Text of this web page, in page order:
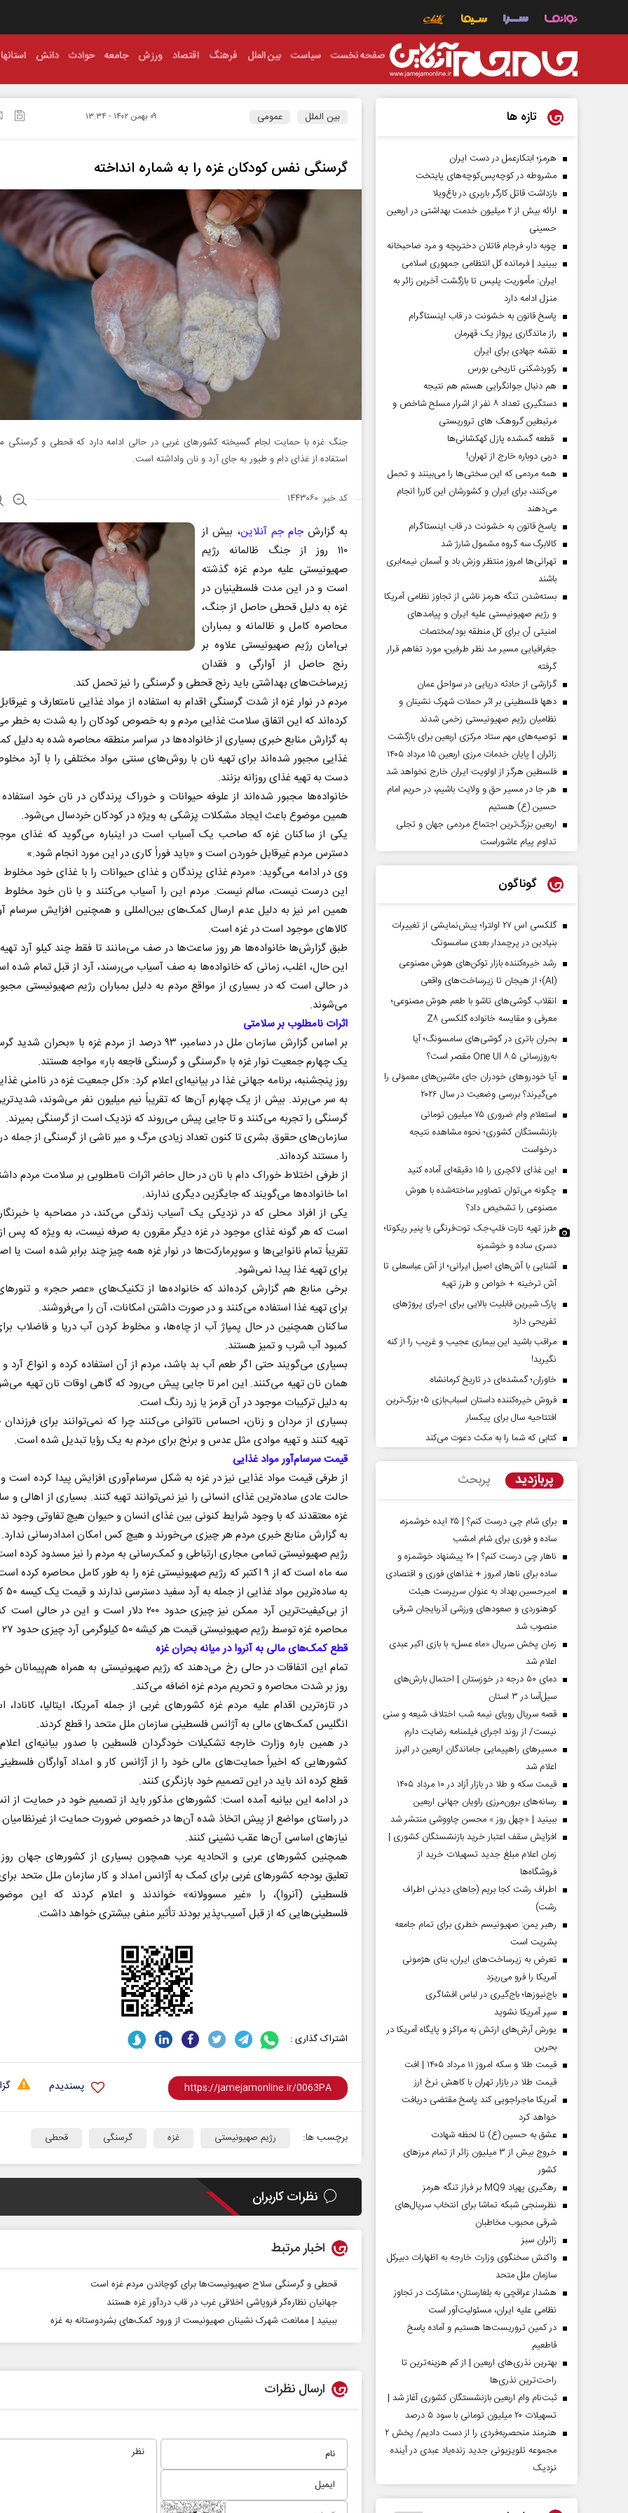
صفحه نخست سیاست بین الملل فرهنگ اقتصاد ورزش جامعه حوادث دانش استانها
بین الملل عمومی ۰۹ بهمن ۱۴۰۲ - ۱۳:۳۴
گرسنگی نفس کودکان غزه را به شماره انداخته
جنگ غزه با حمایت لجام گسیخته کشور‌های غربی در حالی ادامه دارد که قحطی و گرسنگی
استفاده از غذای دام و طیور به جای آرد و نان واداشته است.
کد خبر: ۱۴۴۳۰۶۰
به گزارشجام جم آنلاین، بیش از
۱۱۰ روز از جنگ ظالمانه رژیم
صهیونیستی علیه مردم غزه گذشته
است و در این مدت فلسطینیان در
غزه به دلیل قحطی حاصل از جنگ،
محاصره کامل و ظالمانه و بمباران
بی‌امان رژیم صهیونیستی علاوه بر
رنج حاصل از آوارگی و فقدان
زیرساخت‌های بهداشتی باید رنج قحطی و گرسنگی را نیز تحمل کند.
مردم در نوار غزه از شدت گرسنگی اقدام به استفاده از مواد غذایی نامتعارف و
کرده‌اند که این اتفاق سلامت غذایی مردم و به خصوص کودکان را به شدت به خطر
به گزارش منابع خبری بسیاری از خانواده‌ها در سراسر منطقه محاصره شده به دلیل
غذایی مجبور شده‌اند برای تهیه نان با روش‌های سنتی مواد مختلفی را با آرد
دست به تهیه غذای روزانه بزنند.
خانواده‌ها مجبور شده‌اند از علوفه حیوانات و خوراک پرندگان در نان خود
همین موضوع باعث ایجاد مشکلات پزشکی به ویژه در کودکان خردسال می‌شود.
یکی از ساکنان غزه که صاحب یک آسیاب است در اینباره می‌گوید که غذای
دسترس مردم غیرقابل خوردن است و «باید فوراً کاری در این مورد انجام شود.»
وی در ادامه می‌گوید: «مردم غذای پرندگان و غذای حیوانات را با غذای خود
این درست نیست، سالم نیست. مردم این را آسیاب می‌کنند و با نان خود مخلوط
همین امر نیز به دلیل عدم ارسال کمک‌های بین‌المللی و همچنین افزایش سرسام
کالا‌های موجود است در غزه است.
طبق گزارش‌ها خانواده‌ها هر روز ساعت‌ها در صف می‌مانند تا فقط چند کیلو آرد تهیه
این حال، اغلب، زمانی که خانواده‌ها به صف آسیاب می‌رسند، آرد از قبل تمام شده
در حالی است که در بسیاری از مواقع مردم به دلیل بمباران رژیم صهیونیستی
می‌شوند.
اثرات نامطلوب بر سلامتی
بر اساس گزارش سازمان ملل در دسامبر، ۹۳ درصد از مردم غزه با
یک چهارم جمعیت نوار غزه با «گرسنگی و گرسنگی فاجعه بار» مواجه هستند.
روز پنجشنبه، برنامه جهانی غذا در بیانیه‌ای اعلام کرد: «کل جمعیت غزه در ناامنی
به سر می‌برند. بیش از یک چهارم آن‌ها که تقریباً نیم میلیون نفر می‌شوند،
گرسنگی را تجربه می‌کنند و تا جایی پیش می‌روند که نزدیک است از گرسنگی بمیرند.
سازمان‌های حقوق بشری تا کنون تعداد زیادی مرگ و میر ناشی از گرسنگی از جمله در
را مستند کرده‌اند.
از طرفی اختلاط خوراک دام با نان در حال حاضر اثرات نامطلوبی بر سلامت مردم
اما خانواده‌ها می‌گویند که جایگزین دیگری ندارند.
یکی از افراد محلی که در نزدیکی یک آسیاب زندگی می‌کند، در مصاحبه با
است که هر گونه غذای موجود در غزه دیگر مقرون به صرفه نیست، به ویژه که پس از
تقریباً تمام نانوایی‌ها و سوپرمارکت‌ها در نوار غزه همه چیز چند برابر شده است یا
برای تهیه غذا پیدا نمی‌شود.
برخی منابع هم گزارش کرده‌اند که خانواده‌ها از تکنیک‌های «عصر حجر» و
برای تهیه غذا استفاده می‌کنند و در صورت داشتن امکانات، آن را می‌فروشند.
ساکنان همچنین در حال پمپاژ آب از چاه‌ها، و مخلوط کردن آب دریا و فاضلاب
کمبود آب شرب و تمیز هستند.
بسیاری می‌گویند حتی اگر طعم آب بد باشد، مردم از آن استفاده کرده و انواع آرد و
همان نان تهیه می‌کنند. این امر تا جایی پیش می‌رود که گاهی اوقات نان تهیه
به دلیل ترکیبات موجود در آن قرمز یا زرد رنگ است.
بسیاری از مردان و زنان، احساس ناتوانی می‌کنند چرا که نمی‌توانند برای
تهیه کنند و تهیه موادی مثل عدس و برنج برای مردم به یک رؤیا تبدیل شده است.
قیمت سرسام‌آور مواد غذایی
از طرفی قیمت مواد غذایی نیز در غزه به شکل سرسام‌آوری افزایش پیدا کرده است
حالت عادی ساده‌ترین غذای انسانی را نیز نمی‌توانند تهیه کنند. بسیاری از اهالی و
غزه معتقدند که با وجود شرایط کنونی بین غذای انسان و حیوان هیچ تفاوتی وجود
به گزارش منابع خبری مردم هر چیزی می‌خورند و هیچ کس امکان امدادرسانی
رژیم صهیونیستی تمامی مجاری ارتباطی و کمک‌رسانی به مردم را نیز مسدود کرده
سه ماه است که از ۹ اکتبر که رژیم صهیونیستی غزه را به طور کامل محاصره کرده
به
از بی‌کیفیت‌ترین آرد ممکن نیز چیزی حدود ۲۰۰ دلار است و این در
محاصره غزه توسط رژیم صهیونیستی قیمت هر کیشه ۵۰ کیلوگرمی آرد چیزی حدود ۲۷ دلار بود.
قطع کمک‌های مالی به آنروا در میانه بحران غزه
تمام این اتفاقات در حالی رخ می‌دهند که رژیم صهیونیستی به همراه هم‌پیمانان
روز بر شدت محاصره و تحریم مردم غزه اضافه می‌کند.
در تازه‌ترین اقدام علیه مردم غزه کشور‌های غربی از جمله آمریکا، ایتالیا، کانادا،
انگلیس کمک‌های مالی به آژانس فلسطینی سازمان ملل متحد را قطع کردند.
در همین باره وزارت خارجه تشکیلات خودگردان فلسطین با صدور بیانیه‌ای
کشور‌هایی که اخیراً حمایت‌های مالی خود را از آژانس کار و امداد آوارگان
قطع کرده اند باید در این تصمیم خود بازنگری کنند.
در ادامه این بیانیه آمده است: کشور‌های مذکور باید از تصمیم خود در حمایت از
در راستای مواضع از پیش اتخاذ شده آن‌ها در خصوص ضرورت حمایت از
نیاز‌های اساسی آن‌ها عقب نشینی کنند.
همچنین کشور‌های عربی و اتحادیه عرب همچون بسیاری از کشور‌های جهان
تعلیق بودجه کشور‌های غربی برای کمک به آژانس امداد و کار سازمان ملل متحد برای
فلسطینی (آنروا)، را «غیر مسوولانه» خواندند و اعلام کردند که این
فلسطینی‌هایی که از قبل آسیب‌پذیر بودند تأثیر منفی بیشتری خواهد داشت.
اشتراک گذاری :
پسندیدم
برچسب ها: رژیم صهیونیستی غزه گرسنگی قحطی
نظرات کاربران
اخبار مرتبط
قحطی و گرسنگی سلاح صهیونیست‌ها برای کوچاندن مردم غزه است
جهانیان نظاره‌گر فروپاشی اخلاقی غرب در قاب دردآور غزه هستند
ببینید | ممانعت شهرک‌ نشینان صهیونیست از ورود کمک‌های بشردوستانه به غزه
ارسال نظرات
تازه ها
هرمز؛ ابتکارعمل در دست ایران
مشروطه در کوچه‌پس‌کوچه‌های پایتخت
بازداشت قاتل کارگر باربری در باغ‌ویلا
ارائه بیش از ۲ میلیون خدمت بهداشتی در اربعین
حسینی
چوبه دار، فرجام قاتلان دختربچه و مرد صاحبخانه
ببینید | فرمانده کل انتظامی جمهوری اسلامی
ایران­: مأموریت پلیس تا بازگشت آخرین زائر به
منزل ادامه دارد
پاسخ قانون به خشونت در قاب اینستاگرام
راز ماندگاری پرواز یک قهرمان
نقشه جهادی برای ایران
رکوردشکنی تاریخی بورس
هم دنبال جوانگرایی هستم هم نتیجه
دستگیری تعداد ۸ نفر از اشرار مسلح شاخص و
مرتبطین گروهک های تروریستی
قطعه گمشده پازل کهکشانی‌ها
دربی دوباره خارج از تهران!
همه مردمی که این سختی‌ها را می‌بینند و تحمل
می‌کنند، برای ایران و کشورشان این کاررا انجام
می‌دهند
پاسخ قانون به خشونت در قاب اینستاگرام
کالابرگ سه گروه مشمول شارژ شد
تهرانی‌ها امروز منتظر وزش باد و آسمان نیمه‌ابری
باشند
بسته‌شدن تنگه هرمز ناشی از تجاوز نظامی آمریکا
و رژیم صهیونیستی علیه ایران و پیامد‌های
امنیتی آن برای کل منطقه بود/مختصات
جغرافیایی مسیر مد نظر طرفین، مورد تفاهم قرار
گرفته
گزارشی از حادثه دریایی در سواحل عمان
دهها فلسطینی بر اثر حملات شهرک نشینان و
نظامیان رژیم صهیونیستی زخمی شدند
توصیه‌های مهم ستاد مرکزی اربعین برای بازگشت
زائران | پایان خدمات مرزی اربعین ۱۵ مرداد ۱۴۰۵
فلسطین هرگز از اولویت ایران خارج نخواهد شد
هر جا در مسیر حق و ولایت باشیم، در حریم امام
حسین (ع) هستیم
اربعین بزرگ‌ترین اجتماع مردمی جهان و تجلی
تداوم پیام عاشوراست
گوناگون
گلکسی اس ۲۷ اولترا؛ پیش‌نمایشی از تغییرات
بنیادین در پرچمدار بعدی سامسونگ
رشد خیره‌کننده بازار توکن‌های هوش مصنوعی
(AI)؛ از هیجان تا زیرساخت‌های واقعی
انقلاب گوشی‌های تاشو‌ با طعم هوش مصنوعی؛
معرفی و مقایسه خانواده گلکسی Z۸
بحران باتری در گوشی‌های سامسونگ؛ آیا
به‌روزرسانی One UI ۸.۵ مقصر است؟
آیا خودروهای خودران جای ماشین‌های معمولی را
می‌گیرند؟ بررسی وضعیت در سال ۲۰۲۶
استعلام وام ضروری ۷۵ میلیون تومانی
بازنشستگان کشوری؛ نحوه مشاهده نتیجه
درخواست
این غذای لاکچری را ۱۵ دقیقه‌ای آماده کنید
چگونه می‌توان تصاویر ساخته‌شده با هوش
مصنوعی را تشخیص داد؟
طرز تهیه تارت فلپ‌جک توت‌فرنگی با پنیر ریکوتا؛
دسری ساده و خوشمزه
آشنایی با آش‌های اصیل ایرانی؛ از آش عباسعلی تا
آش ترخینه + خواص و طرز تهیه
پارک شیرین قابلیت‌ بالایی برای اجرای پروژهای
تفریحی دارد
مراقب باشید این بیماری عجیب و غریب را از کنه
نگیرید!
خاوران؛ گمشده‌ای در تاریخ کرمانشاه
فروش خیره‌کننده داستان اسباب‌بازی ۵؛ بزرگ‌ترین
افتتاحیه سال برای پیکسار
کتابی که شما را به مکث دعوت می‌کند
پربازدید پربحث
برای شام چی درست کنم؟ | ۲۵ ایده خوشمزه،
ساده و فوری برای شام امشب
ناهار چی درست کنم؟ | ۲۰ پیشنهاد خوشمزه و
ساده برای ناهار امروز + غذاهای فوری و اقتصادی
امیرحسین بهداد به عنوان سرپرست هیئت
کوهنوردی و صعودهای ورزشی آذربایجان شرقی
منصوب شد
زمان پخش سریال «ماه عسل» با بازی اکبر عبدی
اعلام شد
دمای ۵۰ درجه در خوزستان | احتمال بارش‌های
سیل‌آسا در ۳ استان
قصه سریال رویای نیمه شب اختلاف شیعه و سنی
نیست/ از روند اجرای فیلمنامه رضایت دارم
مسیر‌های راهپیمایی جاماندگان اربعین در البرز
اعلام شد
قیمت سکه و طلا در بازار آزاد در ۱۰ مرداد ۱۴۰۵
رسانه‌های برون‌مرزی راویان جهانی اربعین
ببینید | «چهل روز » محسن چاووشی منتشر شد
افزایش سقف اعتبار خرید بازنشستگان کشوری |
زمان اعلام مبلغ جدید تسهیلات خرید از
فروشگاه‌ها
اطراف رشت کجا بریم (جاهای دیدنی اطراف
رشت)
رهبر یمن: صهیونیسم خطری برای تمام جامعه
بشریت است
تعرض به زیرساخت‌های ایران، بنای هژمونی
آمریکا را فرو می‌ریزد
باج‌نیوزها؛ باج‌گیری در لباس افشاگری
سپر آمریکا نشوید
یورش آرش‌های ارتش به مراکز و پایگاه‌ آمریکا در
بحرین
قیمت طلا و سکه امروز ۱۱ مرداد ۱۴۰۵ | افت
قیمت طلا در بازار تهران با کاهش نرخ ارز
آمریکا ماجراجویی کند پاسخ مقتضی دریافت
خواهد کرد
عشق به حسین (ع) تا لحظه شهادت
خروج بیش از ۳ میلیون زائر از تمام مرز‌های
کشور
رهگیری پهپاد MQ9 بر فراز تنگه هرمز
نظرسنجی شبکه تماشا برای انتخاب سریال‌های
شرقی محبوب مخاطبان
‌زائران سبز
واکنش سخنگوی وزارت خارجه به اظهارات دبیرکل
سازمان ملل متحد
هشدار عراقچی به بلغارستان؛ مشارکت در تجاوز
نظامی علیه ایران، مسئولیت‌آور است
در کمین تروریست‌ها هستیم و آماده پاسخ
قاطعیم
بهترین نذری‌های اربعین | از کم هزینه‌ترین تا
راحت‌ترین نذری‌ها
ثبت‌نام وام اربعین بازنشستگان کشوری آغاز شد |
تسهیلات ۲۰ میلیون تومانی با سود ۵ درصد
هنرمند منحصر‌به‌فردی را از دست دادیم/ پخش ۲
مجموعه تلویزیونی جدید زنده‌یاد عبدی در آینده
نزدیک
کوتاه‏‌مدت و
اربعین نماد مقاومت در برابر
استکبار‌
رحمت‌الله نوروزی - عضو کمیسیون اجتماعی
مجلس
از باتلاق انرژی تا بن‌بست ترامپ
رضا سپهوند - سخنگوی کمیسیون انرژی مجلس
حکایت یک تاریخ و
نرگس خانعلی‌زاده -
صفحات نخست روزنامه ها‌ی‌سه‌شنبه ۶ مردادماه صفحات نخست روزنامه ها‌ی یکشنبه ۴ مردادماه صفحات نخست روزنامه ها‌ی شنبه ۳ مردادماه